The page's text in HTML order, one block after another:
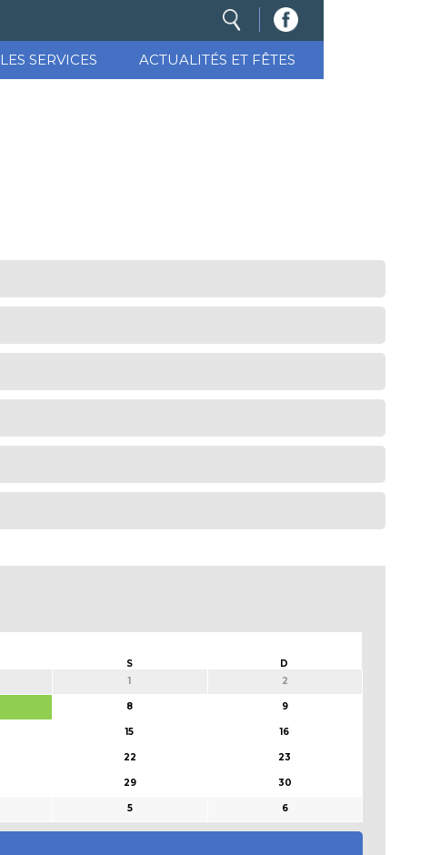
LES SERVICES ACTUALITÉS ET FÊTES
S
D
1 2
8 9
15 16
22 23
29 30
5 6